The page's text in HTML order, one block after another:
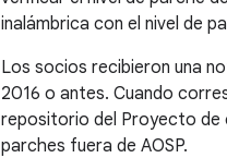
inalámbrica con el nivel de
Los socios recibieron una
2016 o antes. Cuando
repositorio del Proyecto de
parches fuera de AOSP.